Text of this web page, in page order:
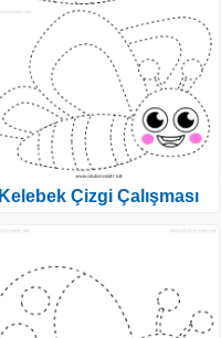
Kelebek Çizgi Çalışması